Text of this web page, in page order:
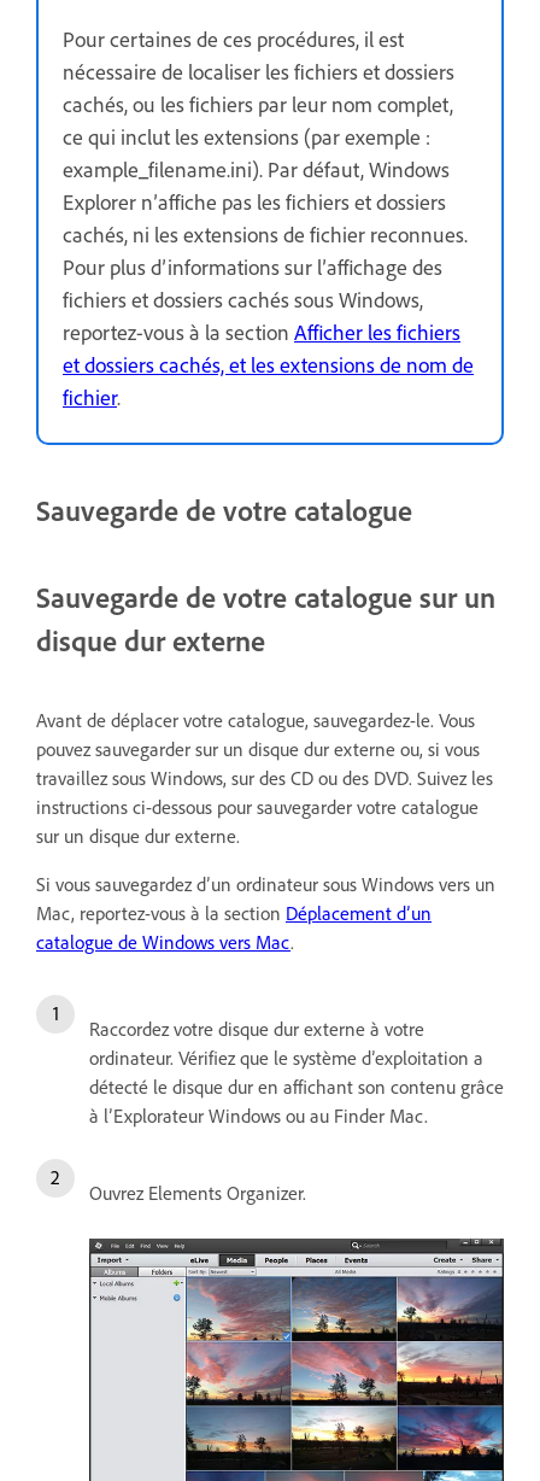
Pour certaines de ces procédures, il est
nécessaire de localiser les fichiers et dossiers
cachés, ou les fichiers par leur nom complet,
ce qui inclut les extensions (par exemple :
example_filename.ini). Par défaut, Windows
Explorer n’affiche pas les fichiers et dossiers
cachés, ni les extensions de fichier reconnues.
Pour plus d’informations sur l’affichage des
fichiers et dossiers cachés sous Windows,
reportez-vous à la section Afficher les fichiers
et dossiers cachés, et les extensions de nom de
fichier.
Sauvegarde de votre catalogue
Sauvegarde de votre catalogue sur un
disque dur externe
Avant de déplacer votre catalogue, sauvegardez-le. Vous
pouvez sauvegarder sur un disque dur externe ou, si vous
travaillez sous Windows, sur des CD ou des DVD. Suivez les
instructions ci-dessous pour sauvegarder votre catalogue
sur un disque dur externe.
Si vous sauvegardez d’un ordinateur sous Windows vers un
Mac, reportez-vous à la section Déplacement d’un
catalogue de Windows vers Mac.
Raccordez votre disque dur externe à votre
ordinateur. Vérifiez que le système d’exploitation a
détecté le disque dur en affichant son contenu grâce
à l’Explorateur Windows ou au Finder Mac.
Ouvrez Elements Organizer.